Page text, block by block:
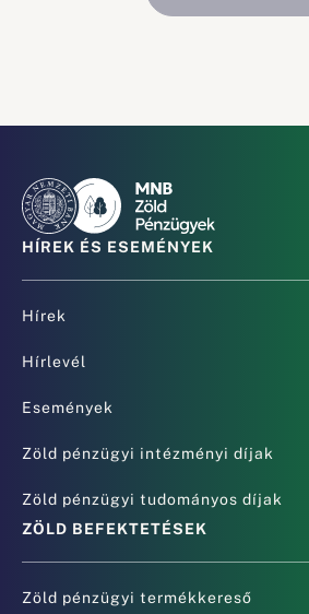
HÍREK ÉS ESEMÉNYEK
Hírek
Hírlevél
Események
Zöld pénzügyi intézményi díjak
Zöld pénzügyi tudományos díjak
ZÖLD BEFEKTETÉSEK
Zöld pénzügyi termékkereső